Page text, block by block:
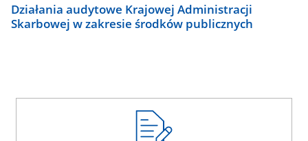
Działania audytowe Krajowej Administracji
Skarbowej w zakresie środków publicznych